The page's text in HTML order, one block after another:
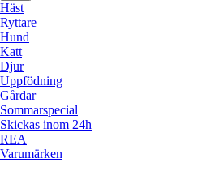
Häst
Ryttare
Hund
Katt
Djur
Uppfödning
Gårdar
Sommarspecial
Skickas inom 24h
REA
Varumärken